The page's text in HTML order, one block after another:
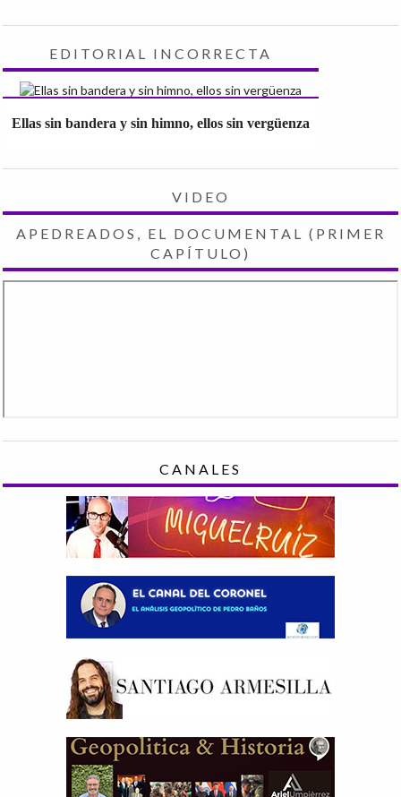
EDITORIAL INCORRECTA
Ellas sin bandera y sin himno, ellos sin vergüenza
VIDEO
APEDREADOS, EL DOCUMENTAL (PRIMER
CAPÍTULO)
CANALES